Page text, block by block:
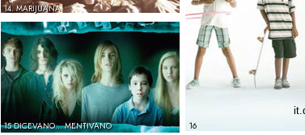
14. MARIJUANA
15 DICEVANO... MENTIVANO 16